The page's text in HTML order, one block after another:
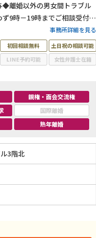
離婚以外の男女間トラブル
9時－19時までご相談受付◆
「布施駅」から徒歩1分の好
事務所詳細を見る
初回相談無料
土日祝の相談可能
LINE予約可能 女性弁護士在籍
親権・面会交流権
国際離婚
熟年離婚
3階北